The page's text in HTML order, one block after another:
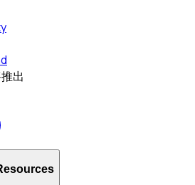
出